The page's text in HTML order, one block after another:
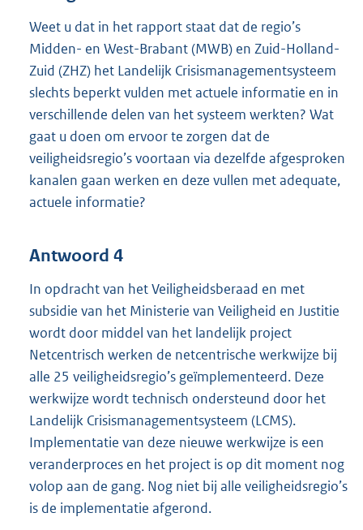
Weet u dat in het rapport staat dat de regio’s
Midden- en West-Brabant (MWB) en Zuid-Holland-
Zuid (ZHZ) het Landelijk Crisismanagementsysteem
slechts beperkt vulden met actuele informatie en in
verschillende delen van het systeem werkten? Wat
gaat u doen om ervoor te zorgen dat de
veiligheidsregio’s voortaan via dezelfde afgesproken
kanalen gaan werken en deze vullen met adequate,
actuele informatie?
Antwoord 4
In opdracht van het Veiligheidsberaad en met
subsidie van het Ministerie van Veiligheid en Justitie
wordt door middel van het landelijk project
Netcentrisch werken de netcentrische werkwijze bij
alle 25 veiligheidsregio’s geïmplementeerd. Deze
werkwijze wordt technisch ondersteund door het
Landelijk Crisismanagementsysteem (LCMS).
Implementatie van deze nieuwe werkwijze is een
veranderproces en het project is op dit moment nog
volop aan de gang. Nog niet bij alle veiligheidsregio’s
is de implementatie afgerond.